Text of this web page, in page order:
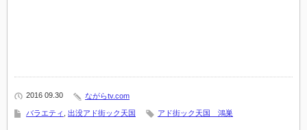
2016 09.30 ながらtv.com
バラエティ 出没アド街ック天国 アド街ック天国 鴻巣